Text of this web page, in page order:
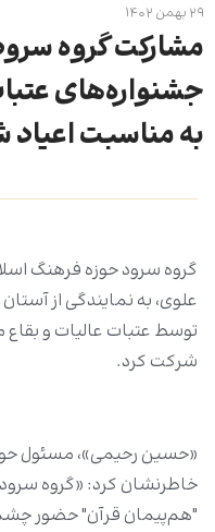
۲۹ بهمن ۱۴۰۲
مشارکت گروه
جشنواره‌های
به مناسبت اعیاد
گروه سرود حوزه فرهنگ
علوی، به نمایندگی از
توسط عتبات عالیات و بقاع
شرکت کرد.
«حسین رحیمی»، مسئول
خاطرنشان کرد: «گروه
"هم‌پیمان قرآن" حضور